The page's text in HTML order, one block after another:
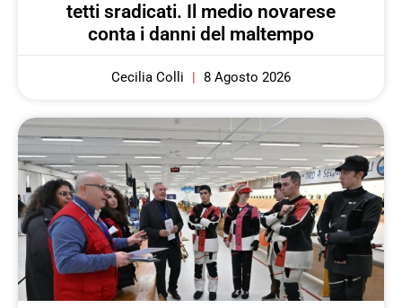
tetti sradicati. Il medio novarese
conta i danni del maltempo
Cecilia Colli 8 Agosto 2026